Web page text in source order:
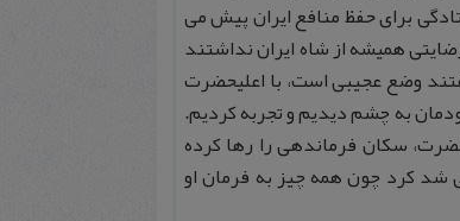
برای حفظ منافع ایران پیش می
همیشه از شاه ایران نداشتند
وضع عجیبی است، با اعلیحضرت
به چشم دیدیم و تجربه کردیم.
سکان فرماندهی را رها کرده
شد کرد چون همه چیز به فرمان او